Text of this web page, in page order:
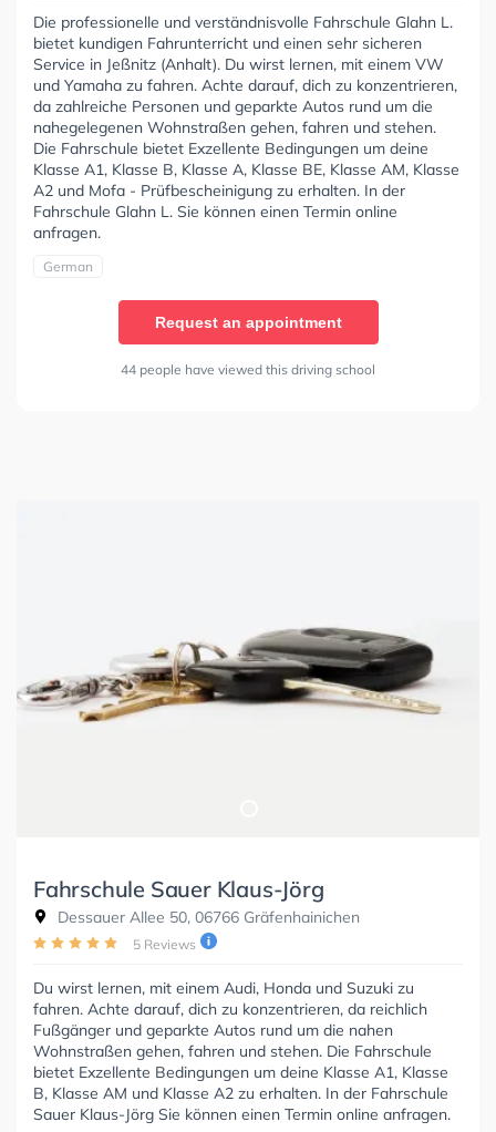
Die professionelle und verständnisvolle Fahrschule Glahn L.
bietet kundigen Fahrunterricht und einen sehr sicheren
Service in Jeßnitz (Anhalt). Du wirst lernen, mit einem VW
und Yamaha zu fahren. Achte darauf, dich zu konzentrieren,
da zahlreiche Personen und geparkte Autos rund um die
nahegelegenen Wohnstraßen gehen, fahren und stehen.
Die Fahrschule bietet Exzellente Bedingungen um deine
Klasse A1, Klasse B, Klasse A, Klasse BE, Klasse AM, Klasse
A2 und Mofa - Prüfbescheinigung zu erhalten. In der
Fahrschule Glahn L. Sie können einen Termin online
anfragen.
German
Request an appointment
44 people have viewed this driving school
Fahrschule Sauer Klaus-Jörg
Dessauer Allee 50, 06766 Gräfenhainichen
5 Reviews
Du wirst lernen, mit einem Audi, Honda und Suzuki zu
fahren. Achte darauf, dich zu konzentrieren, da reichlich
Fußgänger und geparkte Autos rund um die nahen
Wohnstraßen gehen, fahren und stehen. Die Fahrschule
bietet Exzellente Bedingungen um deine Klasse A1, Klasse
B, Klasse AM und Klasse A2 zu erhalten. In der Fahrschule
Sauer Klaus-Jörg Sie können einen Termin online anfragen.